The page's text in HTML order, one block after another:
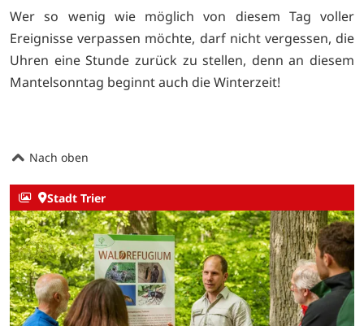
Wer so wenig wie möglich von diesem Tag voller
Ereignisse verpassen möchte, darf nicht vergessen, die
Uhren eine Stunde zurück zu stellen, denn an diesem
Mantelsonntag beginnt auch die Winterzeit!
Nach oben
Stadt Trier